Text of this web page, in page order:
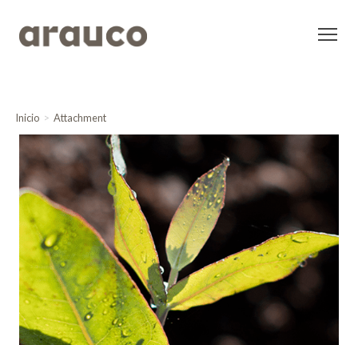
Inicio Attachment